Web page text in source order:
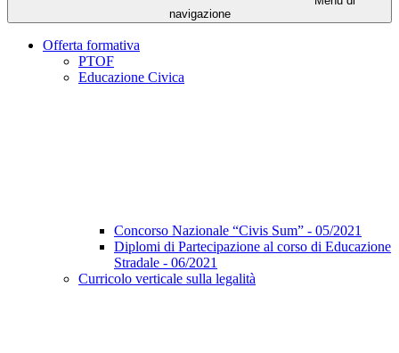
navigazione
Offerta formativa
PTOF
Educazione Civica
Concorso Nazionale “Civis Sum” - 05/2021
Diplomi di Partecipazione al corso di Educazione
Stradale - 06/2021
Curricolo verticale sulla legalità